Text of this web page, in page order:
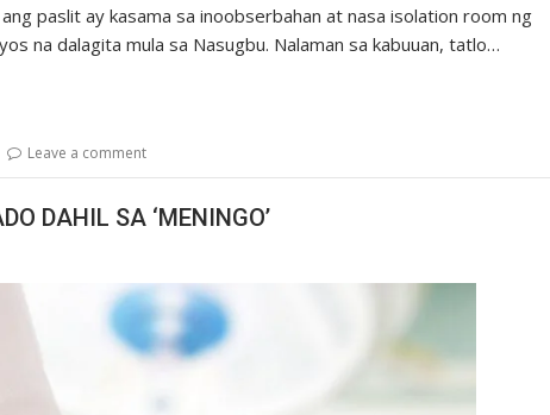
paslit ay kasama sa inoobserbahan at nasa isolation room ng
na dalagita mula sa Nasugbu. Nalaman sa kabuuan, tatlo…
Leave a comment
DAHIL SA ‘MENINGO’